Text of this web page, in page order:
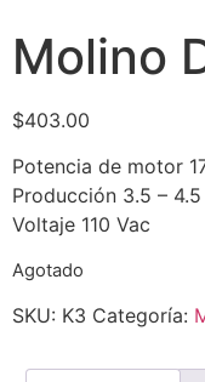
Molino
$403.00
Potencia de motor
Producción 3.5 –
Voltaje 110 Vac
Agotado
SKU: K3 Categoría: